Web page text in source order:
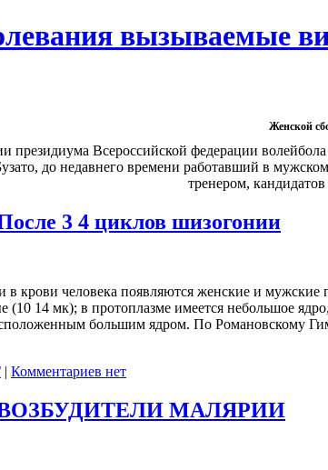
вызываемые
Женской
президиума Всероссийской федерации
до недавнего времени работавший в
тренером,
3 4 циклов шизогонии
в крови человека появляются женские и
(10 14 мк); в протоплазме имеется небольшое
большим ядром. По Романовскому
| Комментариев нет
МАЛЯРИИ